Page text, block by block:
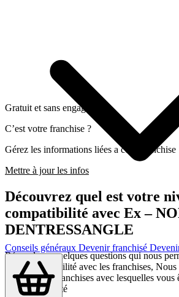
Conseils généraux Devenir franchisé
Gratuit et sans engagement
C’est votre franchise ?
Gérez les informations liées a cette franchise
Mettre à jour les infos
Découvrez quel est votre
compatibilité avec Ex –
DENTRESSANGLE
Répondez a quelques questions qui nous
votre compatibilité avec les franchises,
présenter les franchises avec lesquelles
le plus d’affinité